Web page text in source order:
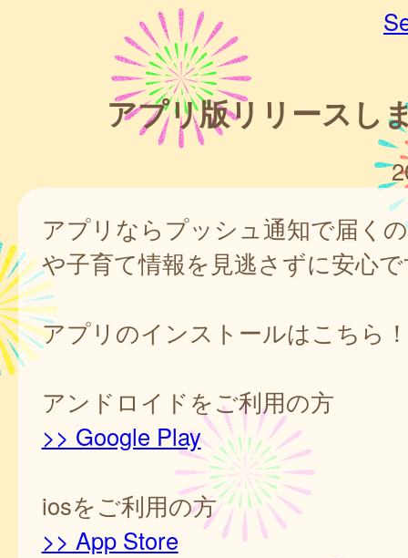
アプリ版リリースし
アプリならプッシュ通知で届く
や子育て情報を見逃さずに安心
アプリのインストールはこちら！
アンドロイドをご利用の方
>> Google Play
iosをご利用の方
>> App Store